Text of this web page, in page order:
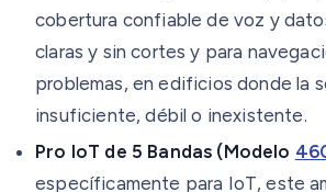
cobertura confiable de voz y
claras y sin cortes y para
problemas, en edificios donde la
insuficiente, débil o inexistente.
Pro IoT de 5 Bandas (Modelo
específicamente para IoT, este